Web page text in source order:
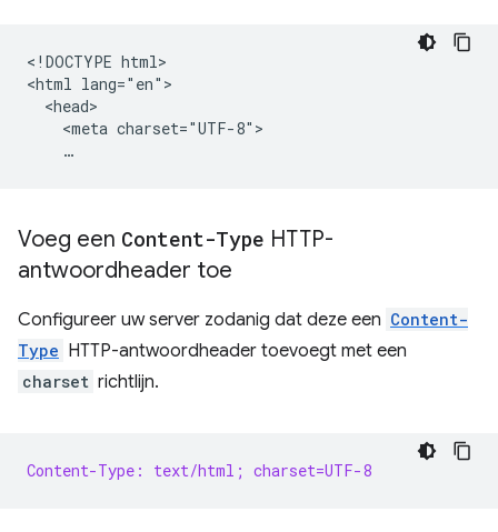
<!DOCTYPE html>
<html lang="en">
  <head>
    <meta charset="UTF-8">
Voeg een Content-Type HTTP-
antwoordheader toe
Configureer uw server zodanig dat deze een Content-
Type HTTP-antwoordheader toevoegt met een
charset richtlijn.
Content-Type: text/html; charset=UTF-8